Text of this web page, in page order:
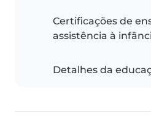
Certificações de
assistência à
Detalhes da